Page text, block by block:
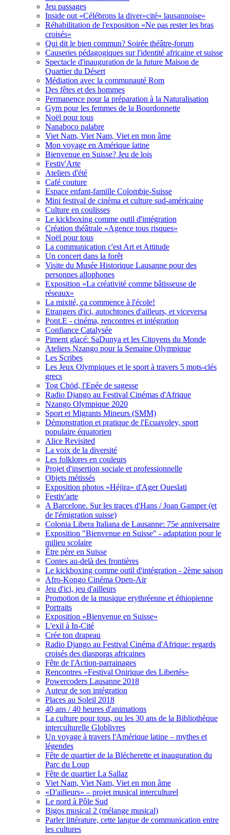
Jeu passages
Inside out «Célébrons la diver«cité» lausannoise»
Réhabilitation de l'exposition «Ne pas rester les bras
croisés»
Qui dit le bien commun? Soirée théâtre-forum
Causeries pédagogiques sur l'identité africaine et suisse
Spectacle d'inauguration de la future Maison de
Quartier du Désert
Médiation avec la communauté Rom
Des fêtes et des hommes
Permanence pour la préparation à la Naturalisation
Gym pour les femmes de la Bourdonnette
Noël pour tous
Nanaboco palabre
Viet Nam, Viet Nam, Viet en mon âme
Mon voyage en Amérique latine
Bienvenue en Suisse? Jeu de lois
Festiv'Arte
Ateliers d'été
Café couture
Espace enfant-famille Colombie-Suisse
Mini festival de cinéma et culture sud-américaine
Culture en coulisses
Le kickboxing comme outil d'intégration
Création théâtrale «Agence tous risques»
Noël pour tous
La communication c'est Art et Attitude
Un concert dans la forêt
Visite du Musée Historique Lausanne pour des
personnes allophones
Exposition «La créativité comme bâtisseuse de
réseaux»
La mixité, ça commence à l'école!
Etrangers d'ici, autochtones d'ailleurs, et viceversa
Pont.E - cinéma, rencontres et intégration
Confiance Catalysée
Piment glacé: SaDunya et les Citoyens du Monde
Ateliers Nzango pour la Semaine Olympique
Les Scribes
Les Jeux Olympiques et le sport à travers 5 mots-clés
grecs
Tog Chöd, l'Epée de sagesse
Radio Django au Festival Cinémas d'Afrique
Nzango Olympique 2020
Sport et Migrants Mineurs (SMM)
Démonstration et pratique de l'Ecuavoley, sport
populaire équatorien
Alice Revisited
La voix de la diversité
Les folklores en couleurs
Projet d'insertion sociale et professionnelle
Objets métissés
Exposition photos «Héjira» d'Ager Oueslati
Festiv'arte
A Barcelone. Sur les traces d'Hans / Joan Gamper (et
de l'émigration suisse)
Colonia Libera Italiana de Lausanne: 75e anniversaire
Exposition "Bienvenue en Suisse" - adaptation pour le
milieu scolaire
Être père en Suisse
Contes au-delà des frontières
Le kickboxing comme outil d'intégration - 2ème saison
Afro-Kongo Cinéma Open-Air
Jeu d'ici, jeu d'ailleurs
Promotion de la musique erythréenne et éthiopienne
Portraits
Exposition «Bienvenue en Suisse»
L'exil à In-Cité
Crée ton drapeau
Radio Django au Festival Cinéma d'Afrique: regards
croisés des diasporas africaines
Fête de l'Action-parrainages
Rencontres «Festival Onirique des Libertés»
Powercoders Lausanne 2018
Auteur de son intégration
Places au Soleil 2018
40 ans / 40 heures d'animations
La culture pour tous, ou les 30 ans de la Bibliothèque
interculturelle Globlivres
Un voyage à travers l'Amérique latine – mythes et
légendes
Fête de quartier de la Blécherette et inauguration du
Parc du Loup
Fête de quartier La Sallaz
Viet Nam, Viet Nam, Viet en mon âme
«D'ailleurs» – projet musical interculturel
Le nord à Pôle Sud
Bigos musical 2 (mélange musical)
Parler littérature, cette langue de communication entre
les cultures